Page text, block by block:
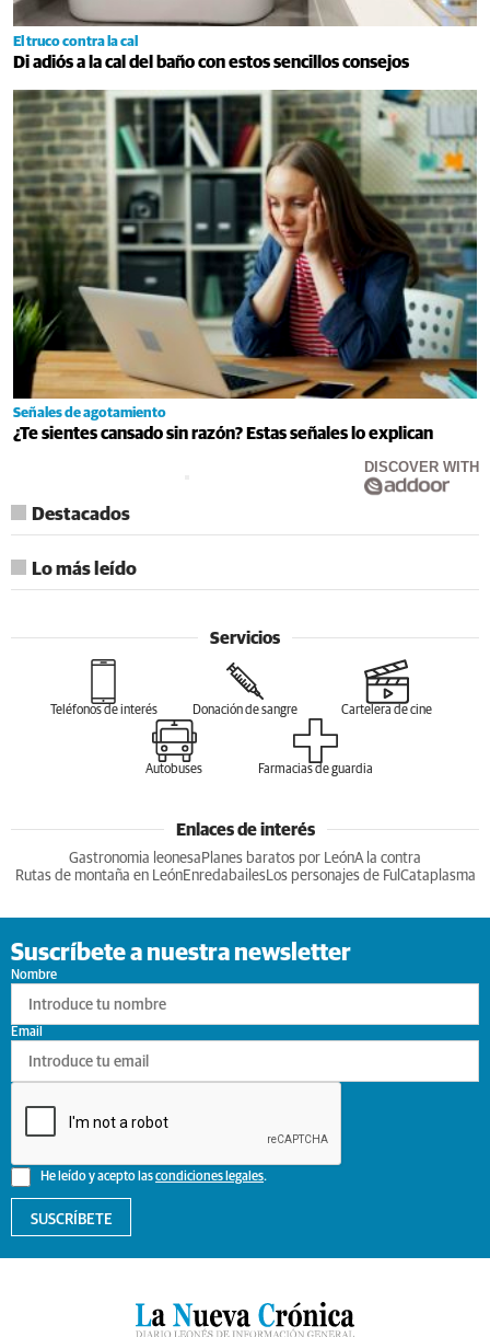
El truco contra la cal
Di adiós a la cal del baño con estos sencillos consejos
Señales de agotamiento
¿Te sientes cansado sin razón? Estas señales lo explican
DISCOVER WITH
Destacados
Lo más leído
Servicios
Teléfonos de interés Donación de sangre Cartelera de cine
Autobuses Farmacias de guardia
Enlaces de interés
Gastronomia leonesa Planes baratos por LeónA la contra
Rutas de montaña en LeónEnredabailesLos personajes de Ful Cataplasma
Suscríbete a nuestra newsletter
Nombre
He leído y acepto lascondiciones legales.
Email
SUSCRÍBETE